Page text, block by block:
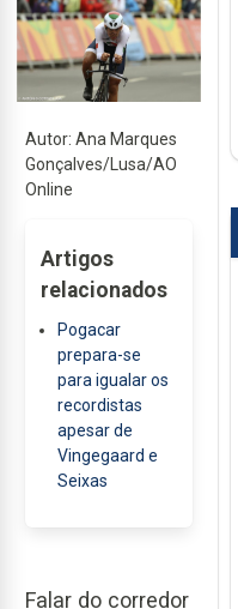
Autor: Ana Marques
Gonçalves/Lusa/AO
Online
Artigos
relacionados
Pogacar
prepara-se
para igualar os
recordistas
apesar de
Vingegaard e
Seixas
Falar do corredor